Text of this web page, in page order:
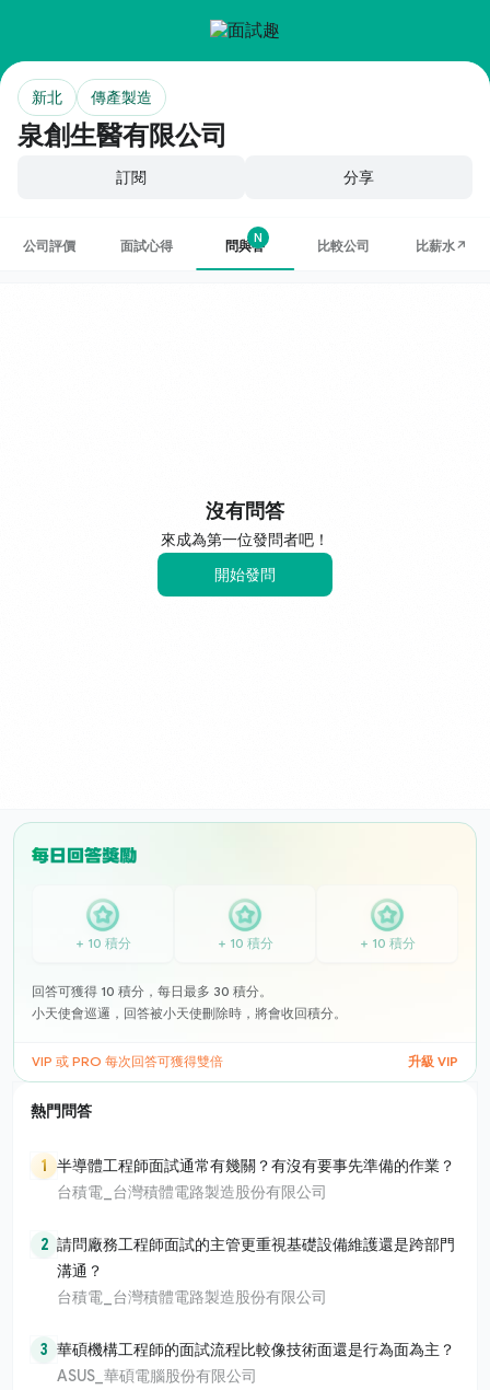
泉創生醫有限公司
新北 傳產製造
訂閱 分享
公司評價 面試心得
N
問與答 比較公司 比薪水↗
沒有問答
來成為第一位發問者吧！
開始發問
+ 10 積分 + 10 積分 + 10 積分
回答可獲得 10 積分，每日最多 30 積分。
小天使會巡邏，回答被小天使刪除時，將會收回積分。
VIP 或 PRO 每次回答可獲得雙倍 升級 VIP
熱門問答
1 半導體工程師面試通常有幾關？有沒有要事先準備的作業？
台積電_台灣積體電路製造股份有限公司
2 請問廠務工程師面試的主管更重視基礎設備維護還是跨部門
溝通？
台積電_台灣積體電路製造股份有限公司
3 華碩機構工程師的面試流程比較像技術面還是行為面為主？
ASUS_華碩電腦股份有限公司